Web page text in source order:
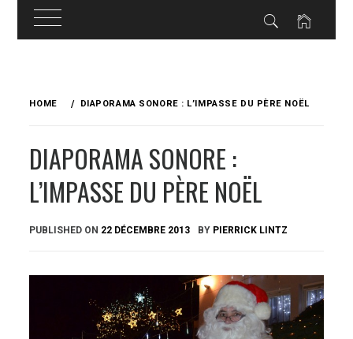
HOME DIAPORAMA SONORE : L’IMPASSE DU PÈRE NOËL
DIAPORAMA SONORE :
L’IMPASSE DU PÈRE NOËL
PUBLISHED ON 22 DÉCEMBRE 2013 BY PIERRICK LINTZ